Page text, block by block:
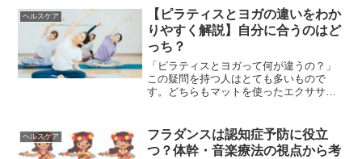
大の特徴は、ゆったりとしたリズムの中
で行われるストレッ...
ヘルスケア
【ピラティスとヨガの違いをわか
りやすく解説】自分に合うのはど
っち？
「ピラティスとヨガって何が違うの？」
この疑問を持つ人はとても多いもので
す。どちらもマットを使ったエクササイ
史・体へのアプローチ方法は大きく異な
ります。この記事では、ピラ...
ヘルスケア
フラダンスは認知症予防に役立
つ？体幹・音楽療法の視点から考